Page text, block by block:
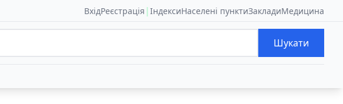
ВхідРеєстрація | ІндексиНаселені пунктиЗакладиМедицина
Шукати